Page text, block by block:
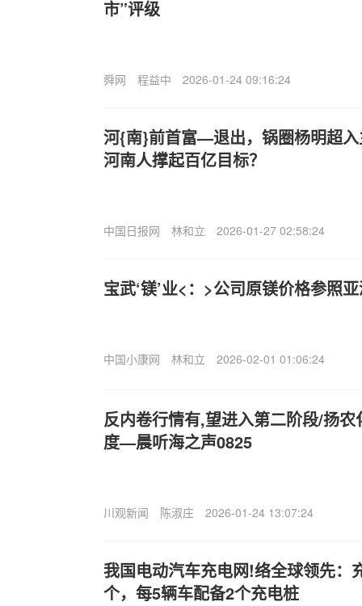
市”评级
舜网 程益中 2026-01-24 09:16:24
河{南}前首富—退出，锅圈杨明超
河南人撑起百亿目标？
中国日报网 林和立 2026-01-27 02:58:24
宝武‘镁’业<：>公司原镁价格参照
中国小康网 林和立 2026-02-01 01:06:24
反内卷行情有,望进入第二阶段/扬
度—晨听海之声0825
川观新闻 陈淑庄 2026-01-24 13:07:24
我国电动汽车充电网!络全球领先：
个，每5辆车配备2个充电桩